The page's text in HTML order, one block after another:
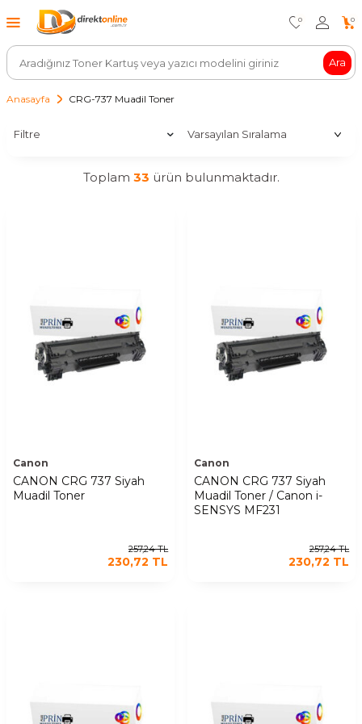
Ara
0 0
Anasayfa CRG-737 Muadil Toner
Filtre
Toplam 33 ürün bulunmaktadır.
Canon
CANON CRG 737 Siyah
Muadil Toner
257,24TL
230,72 TL
Canon
CANON CRG 737 Siyah
Muadil Toner / Canon i-
SENSYS MF231
257,24TL
230,72 TL